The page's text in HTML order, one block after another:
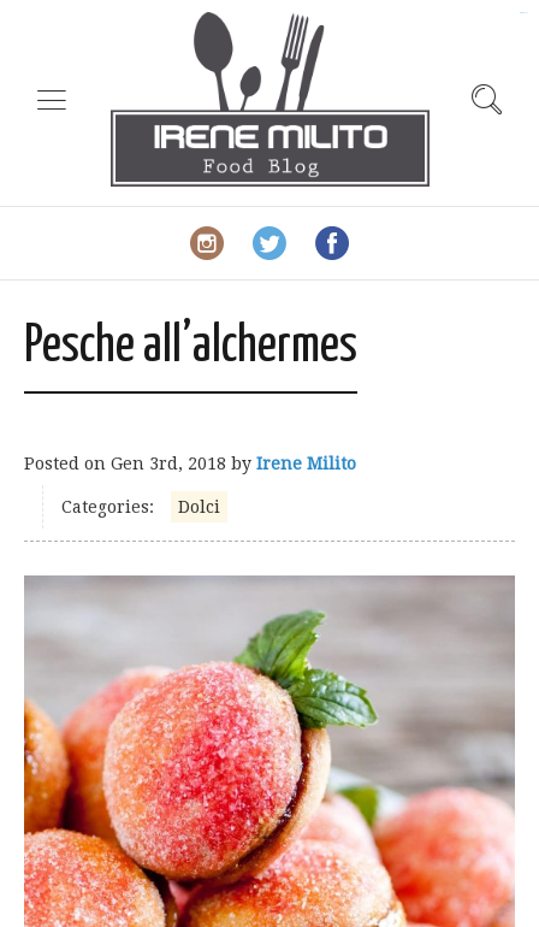
Pesche all’alchermes
Posted on Gen 3rd, 2018 by Irene Milito
Categories: Dolci